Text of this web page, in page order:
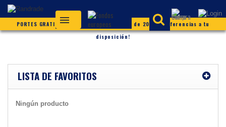
PORTES GRATIS (según condiciones) ¡Más de 20.000 referencias a tu
disposición!
LISTA DE FAVORITOS
Ningún producto